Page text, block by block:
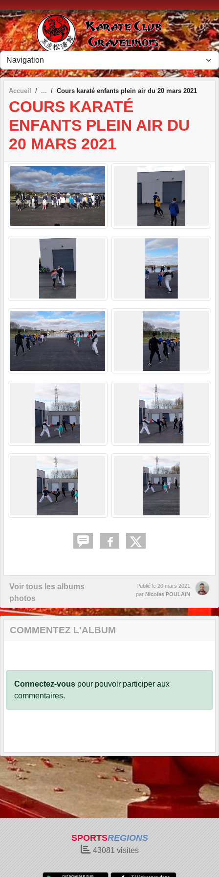
Accueil Cours karaté enfants plein air du 20 mars 2021
COURS KARATÉ
ENFANTS PLEIN AIR DU
20 MARS 2021
Voir tous les albums
photos
Publié le 20 mars 2021
par Nicolas POULAIN
COMMENTEZ L'ALBUM
Connectez-vous pour pouvoir participer aux
commentaires.
SPORTSREGIONS
43081 visites